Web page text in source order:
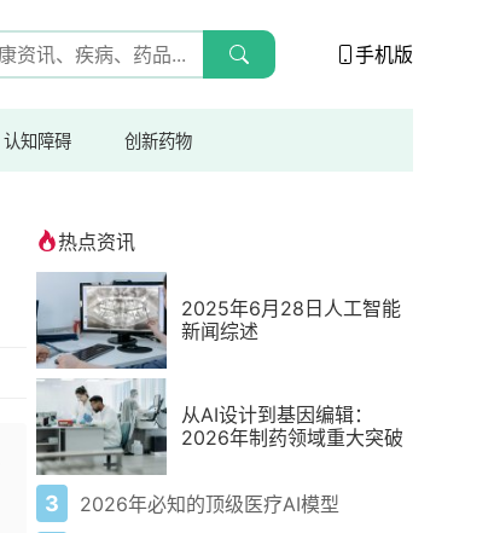
手机版
认知障碍 创新药物
热点资讯
2025年6月28日人工智能
新闻综述
从AI设计到基因编辑：
2026年制药领域重大突破
3 2026年必知的顶级医疗AI模型